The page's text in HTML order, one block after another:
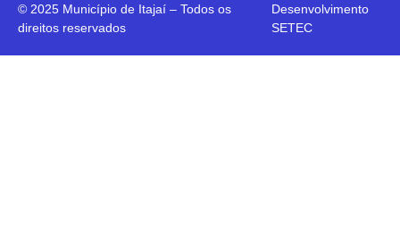
© 2025 Município de Itajaí – Todos os
direitos reservados
Desenvolvimento
SETEC